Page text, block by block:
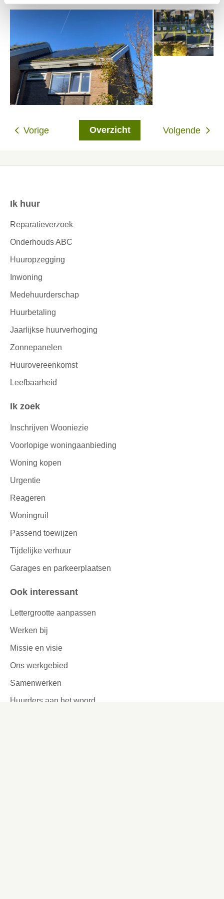
Volgende
Overzicht
Vorige
Contactinformatie
Ik huur
Reparatieverzoek
Onderhouds ABC
Huuropzegging
Inwoning
Medehuurderschap
Huurbetaling
Jaarlijkse huurverhoging
Zonnepanelen
Huurovereenkomst
Leefbaarheid
Ik zoek
Inschrijven Wooniezie
Voorlopige woningaanbieding
Woning kopen
Urgentie
Reageren
Woningruil
Passend toewijzen
Tijdelijke verhuur
Garages en parkeerplaatsen
Ook interessant
Lettergrootte aanpassen
Werken bij
Missie en visie
Ons werkgebied
Samenwerken
Huurders aan het woord